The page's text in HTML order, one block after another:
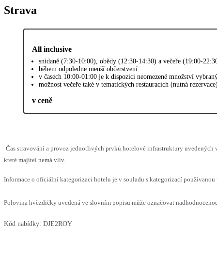
Strava
All inclusive
snídaně (7:30-10:00), obědy (12:30-14:30) a večeře (19:00-
během odpoledne menší občerstvení
v časech 10:00-01:00 je k dispozici neomezené množství
možnost večeře také v tematických restauracích (nutná
v ceně
Čas stravování a provoz jednotlivých prvků hotelové infrastruktury uvedených
které majitel nemá vliv.
Informace o oficiální kategorizaci hotelu je v souladu s kategorizací
Polovina hvězdičky uvedená ve slovním popisu může označovat
Kód nabídky: DJE2ROY